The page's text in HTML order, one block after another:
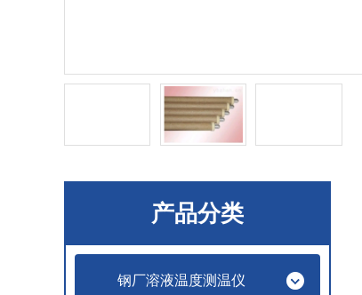
产品分类
钢厂溶液温度测温仪